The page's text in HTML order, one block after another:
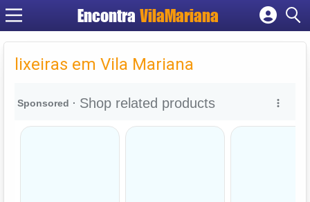
EncontraVilaMariana
Cadastrar empresa
Criar conta
lixeiras em Vila Mariana